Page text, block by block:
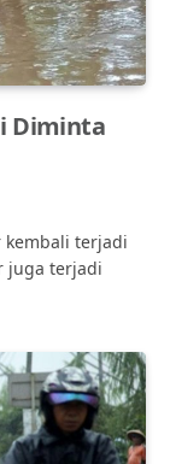
Diminta
kembali terjadi
juga terjadi